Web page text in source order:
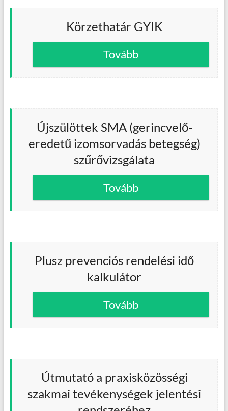
Körzethatár GYIK
Tovább
Újszülöttek SMA (gerincvelő-
eredetű izomsorvadás betegség)
szűrővizsgálata
Tovább
Plusz prevenciós rendelési idő
kalkulátor
Tovább
Útmutató a praxisközösségi
szakmai tevékenységek jelentési